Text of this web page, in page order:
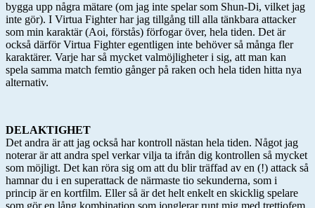
bygga upp några mätare (om jag inte spelar som Shun-Di, vilket jag
inte gör). I Virtua Fighter har jag tillgång till alla tänkbara attacker
som min karaktär (Aoi, förstås) förfogar över, hela tiden. Det är
också därför Virtua Fighter egentligen inte behöver så många fler
karaktärer. Varje har så mycket valmöjligheter i sig, att man kan
spela samma match femtio gånger på raken och hela tiden hitta nya
alternativ.
DELAKTIGHET
Det andra är att jag också har kontroll nästan hela tiden. Något jag
noterar är att andra spel verkar vilja ta ifrån dig kontrollen så mycket
som möjligt. Det kan röra sig om att du blir träffad av en (!) attack så
hamnar du i en superattack de närmaste tio sekunderna, som i
princip är en kortfilm. Eller så är det helt enkelt en skicklig spelare
som gör en lång kombination som jonglerar runt mig med trettiofem